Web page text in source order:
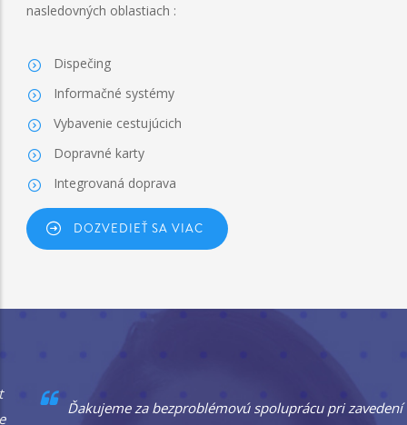
nasledovných oblastiach :
Dispečing
Informačné systémy
Vybavenie cestujúcich
Dopravné karty
Integrovaná doprava
DOZVEDIEŤ SA VIAC
Ďakujeme za bezproblémovú spoluprácu pri zavedení